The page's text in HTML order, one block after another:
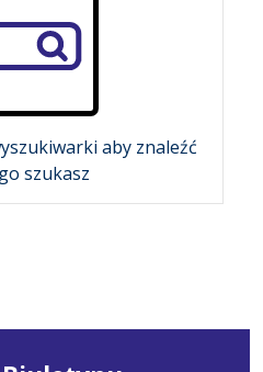
aby znaleźć
szukasz